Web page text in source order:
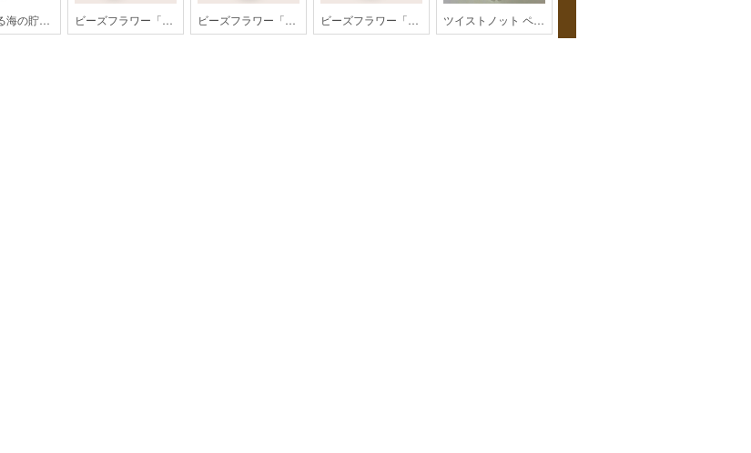
粘土で作る海の貯金箱 ビーズフラワー「もみじ」【202608monthly】 ビーズフラワー「ひまわり」【202607monthly】 ビーズフラワー「あじさい」【202606monthly】 ツイストノット ペットボトルホルダー【パラコード】